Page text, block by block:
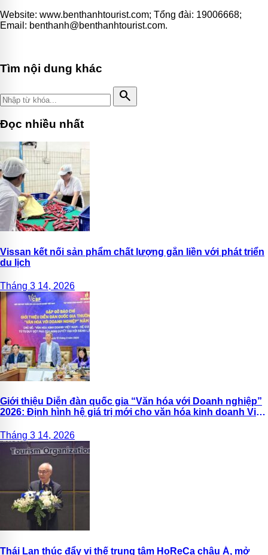
Website: www.benthanhtourist.com; Tổng đài: 19006668;
Email: benthanh@benthanhtourist.com.
Tìm nội dung khác
search
Đọc nhiều nhất
Vissan kết nối sản phẩm chất lượng gắn liền với phát triển
du lịch
Tháng 3 14, 2026
Giới thiệu Diễn đàn quốc gia “Văn hóa với Doanh nghiệp”
2026: Định hình hệ giá trị mới cho văn hóa kinh doanh Việt
Tháng 3 14, 2026
Thái Lan thúc đẩy vị thế trung tâm HoReCa châu Á, mở